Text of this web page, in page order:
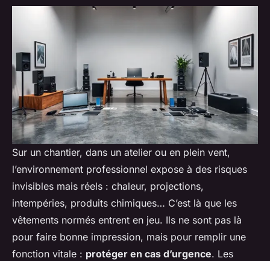
Sur un chantier, dans un atelier ou en plein vent,
l’environnement professionnel expose à des risques
invisibles mais réels : chaleur, projections,
intempéries, produits chimiques… C’est là que les
vêtements normés entrent en jeu. Ils ne sont pas là
pour faire bonne impression, mais pour remplir une
fonction vitale : protéger en cas d’urgence. Les